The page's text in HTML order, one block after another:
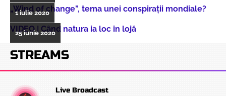
„Wind of change”, tema unei conspiraţii mondiale?
1 iulie 2020
VIDEO | Când natura ia loc in lojă
25 iunie 2020
STREAMS
Live Broadcast